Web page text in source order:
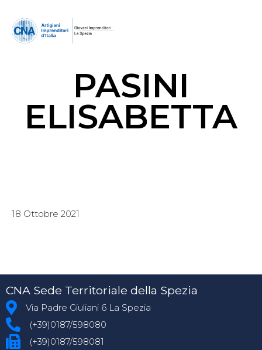
PASINI
ELISABETTA
18 Ottobre 2021
CNA Sede Territoriale della Spezia
Via Padre Giuliani 6 La Spezia
(+39)0187/598080
(+39)0187/598081